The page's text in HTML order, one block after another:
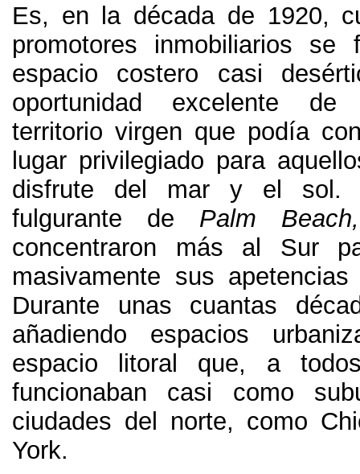
Es, en la década de 1920,
promotores inmobiliarios se
espacio costero casi
oportunidad excelente de
territorio virgen que podía
lugar privilegiado para
disfrute del mar y el sol .
fulgurante de
Palm Beach,
concentraron más al Sur
masivamente sus apetencias
Durante unas cuantas
añadiendo espacios
espacio litoral que, a
funcionaban casi como
ciudades del norte, como
York.